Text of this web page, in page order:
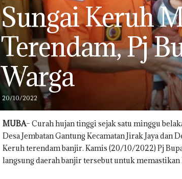
Sungai Keruh
Terendam, Pj
Warga
20/10/2022
MUBA– Curah hujan tinggi sejak satu minggu
Desa Jembatan Gantung Kecamatan Jirak Jaya dan
Keruh terendam banjir. Kamis (20/10/2022) Pj
langsung daerah banjir tersebut untuk memastikan